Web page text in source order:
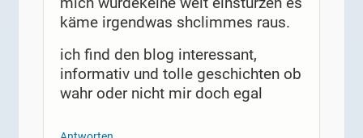
käme irgendwas shclimmes raus.
ich find den blog interessant,
informativ und tolle geschichten ob
wahr oder nicht mir doch egal